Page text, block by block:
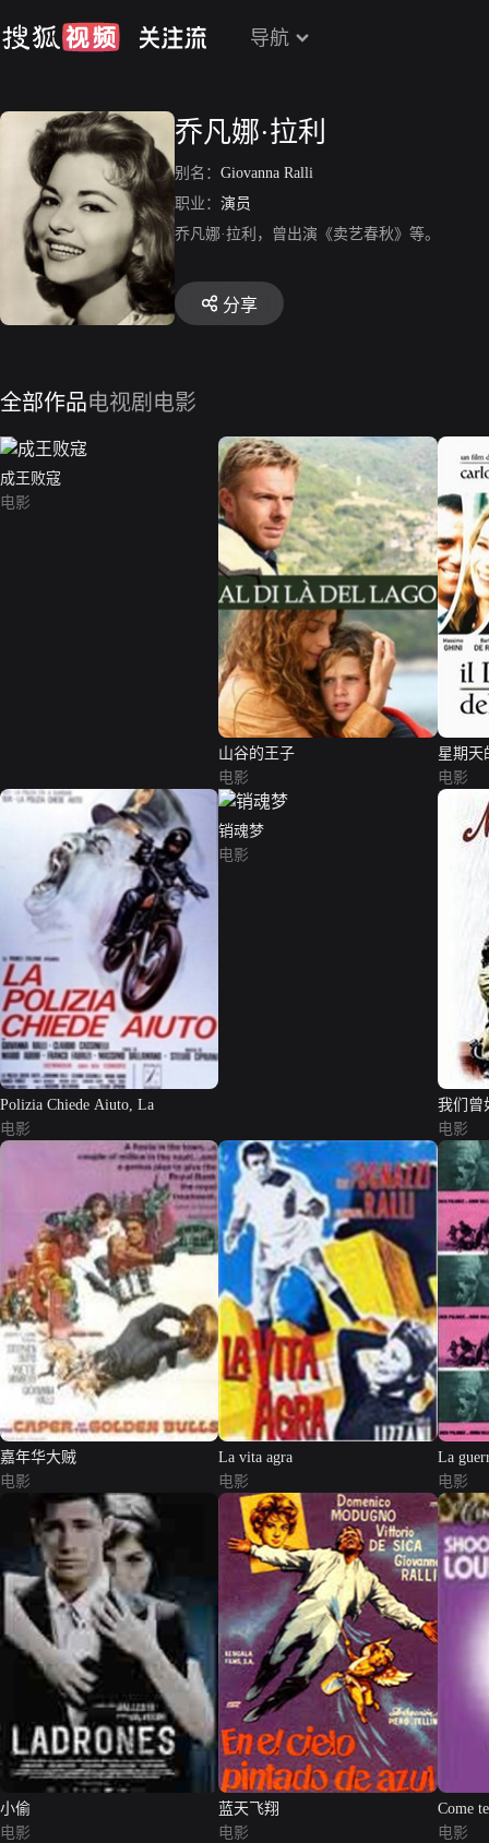
导航
乔凡娜·拉利
别名： Giovanna Ralli
职业： 演员
乔凡娜·拉利，曾出演《卖艺春秋》等。
分享
全部作品电视剧 电影
成王败寇
电影
山谷的王子
电影
星期天
电影
Polizia Chiede Aiuto, La
电影
销魂梦
电影
我们曾
电影
嘉年华大贼
电影
La vita agra
电影
La
电影
小偷
电影
蓝天飞翔
电影
Come
电影